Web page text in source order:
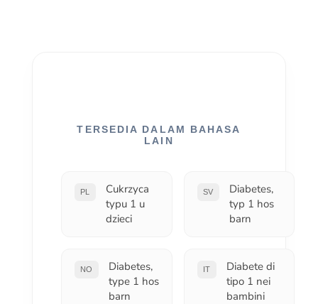
TERSEDIA DALAM BAHASA
LAIN
PL
Cukrzyca
typu 1 u
dzieci
SV
Diabetes,
typ 1 hos
barn
NO
Diabetes,
type 1 hos
barn
IT
Diabete di
tipo 1 nei
bambini